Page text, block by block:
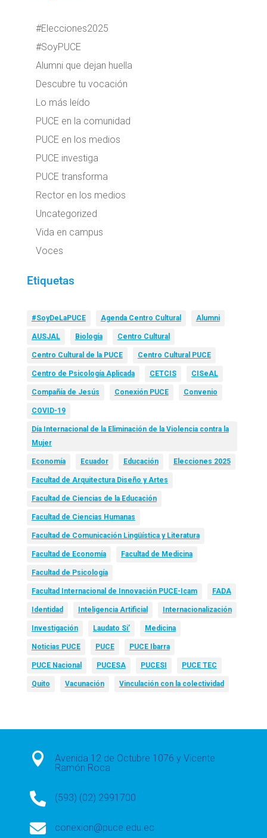
#Elecciones2025
#SoyPUCE
Alumni que dejan huella
Descubre tu vocación
Lo más leído
PUCE en la comunidad
PUCE en los medios
PUCE investiga
PUCE transforma
Rector en los medios
Uncategorized
Vida en campus
Voces
Etiquetas
#SoyDeLaPUCE Agenda Centro Cultural Alumni
AUSJAL Biología Centro Cultural
Centro Cultural de la PUCE Centro Cultural PUCE
Centro de Psicología Aplicada CETCIS CISeAL
Compañía de Jesús Conexión PUCE Convenio
COVID-19
Día Internacional de la Eliminación de la Violencia contra la
Mujer
Economía Ecuador Educación Elecciones 2025
Facultad de Arquitectura Diseño y Artes
Facultad de Ciencias de la Educación
Facultad de Ciencias Humanas
Facultad de Comunicación Lingüística y Literatura
Facultad de Economía Facultad de Medicina
Facultad de Psicología
Facultad Internacional de Innovación PUCE-Icam FADA
Identidad Inteligencia Artificial Internacionalización
Investigación Laudato Si’ Medicina
Noticias PUCE PUCE PUCE Ibarra
PUCE Nacional PUCESA PUCESI PUCE TEC
Quito Vacunación Vinculación con la colectividad

Avenida 12 de Octubre 1076 y Vicente
Ramón Roca
 (593) (02) 2991700
 conexion@puce.edu.ec